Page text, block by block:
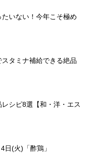
いない！今年こそ極め
タミナ補給できる絶品
シピ8選【和・洋・エス
日(火)「酢鶏」